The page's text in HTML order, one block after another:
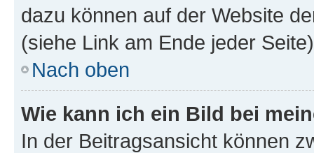
dazu können auf der Website
(siehe Link am Ende jeder
Nach oben
Wie kann ich ein Bild bei
In der Beitragsansicht können